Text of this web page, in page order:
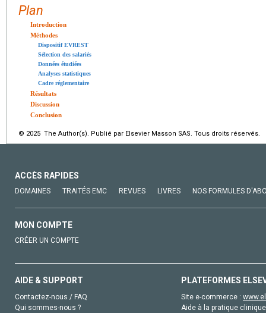
Plan
Introduction
Méthodes
Dispositif EVREST
Sélection des salariés
Données étudiées
Analyses statistiques
Cadre réglementaire
Résultats
Discussion
Conclusion
© 2025 The Author(s). Publié par Elsevier Masson SAS. Tous droits réservés.
ACCÈS RAPIDES
DOMAINES TRAITÉS EMC REVUES LIVRES NOS FORMULES
MON COMPTE
CRÉER UN COMPTE
AIDE & SUPPORT
Contactez-nous / FAQ
Qui sommes-nous ?
PLATEFORMES
Site e-commerce :
Aide à la pratique